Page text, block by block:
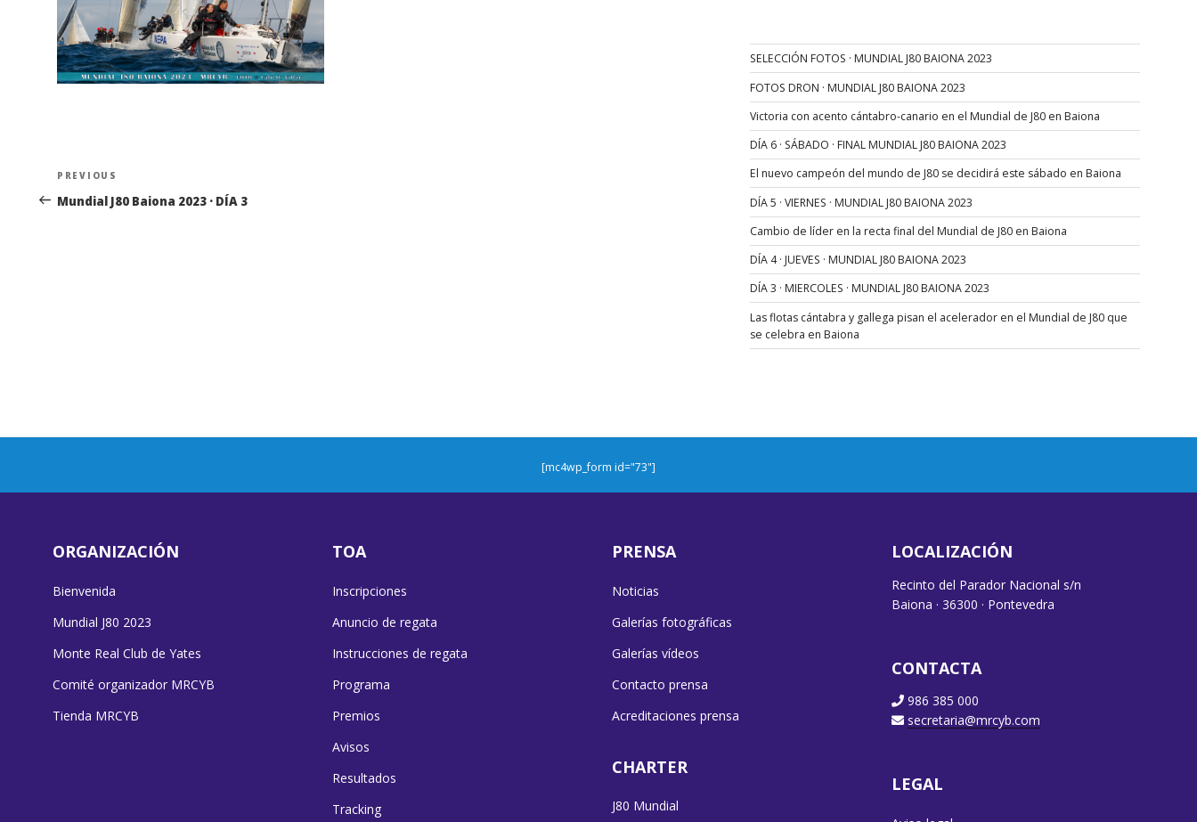
Navegación
de
Previous
Post
PREVIOUS
Mundial J80 Baiona 2023 · DÍA 3
SELECCIÓN FOTOS · MUNDIAL J80 BAIONA 2023
FOTOS DRON · MUNDIAL J80 BAIONA 2023
Victoria con acento cántabro-canario en el Mundial de J80 en Baiona
DÍA 6 · SÁBADO · FINAL MUNDIAL J80 BAIONA 2023
El nuevo campeón del mundo de J80 se decidirá este sábado en Baiona
DÍA 5 · VIERNES · MUNDIAL J80 BAIONA 2023
Cambio de líder en la recta final del Mundial de J80 en Baiona
DÍA 4 · JUEVES · MUNDIAL J80 BAIONA 2023
DÍA 3 · MIERCOLES · MUNDIAL J80 BAIONA 2023
Las flotas cántabra y gallega pisan el acelerador en el Mundial de J80 que
se celebra en Baiona
[mc4wp_form id="73"]
ORGANIZACIÓN
Bienvenida
Mundial J80 2023
Monte Real Club de Yates
Comité organizador MRCYB
Tienda MRCYB
TOA
Inscripciones
Anuncio de regata
Instrucciones de regata
Programa
Premios
Avisos
Resultados
Tracking
PRENSA
Noticias
Galerías fotográficas
Galerías vídeos
Contacto prensa
Acreditaciones prensa
CHARTER
J80 Mundial
LOCALIZACIÓN
Recinto del Parador Nacional s/n
Baiona · 36300 · Pontevedra
CONTACTA
986 385 000
secretaria@mrcyb.com
LEGAL